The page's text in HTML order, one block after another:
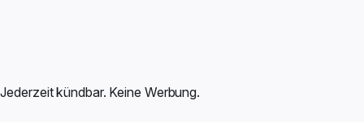
kündbar. Keine Werbung.